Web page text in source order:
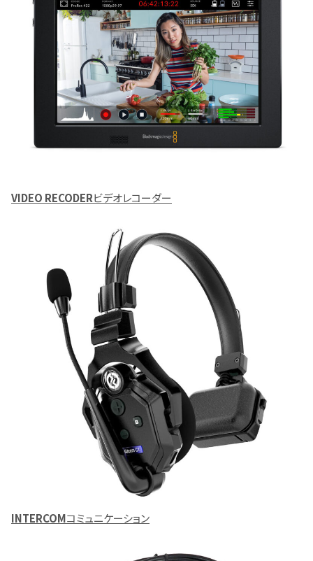
VIDEO RECODERビデオレコーダー
INTERCOMコミュニケーション